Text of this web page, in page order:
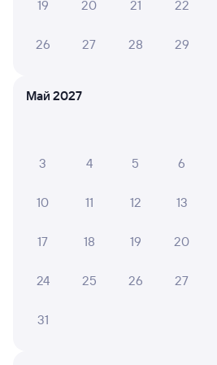
Что делать, если ошибся при
Как получить отчетные
Что делать, если оплата не
19 20 21 22
26 27 28 29
Май 2027
3 4 5 6
10 11 12 13
17 18 19 20
24 25 26 27
31